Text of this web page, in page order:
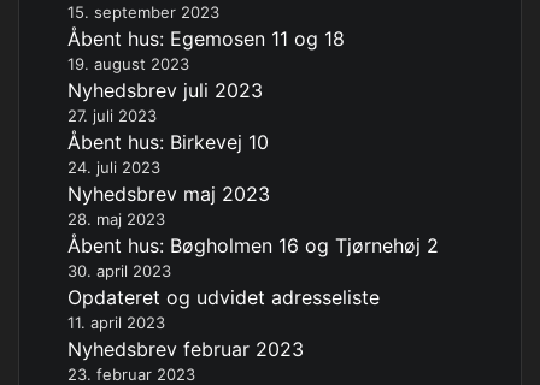
15. september 2023
Åbent hus: Egemosen 11 og 18
19. august 2023
Nyhedsbrev juli 2023
27. juli 2023
Åbent hus: Birkevej 10
24. juli 2023
Nyhedsbrev maj 2023
28. maj 2023
Åbent hus: Bøgholmen 16 og Tjørnehøj 2
30. april 2023
Opdateret og udvidet adresseliste
11. april 2023
Nyhedsbrev februar 2023
23. februar 2023